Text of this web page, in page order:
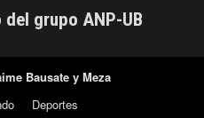
grupo ANP-UB
Bausate y Meza
Deportes